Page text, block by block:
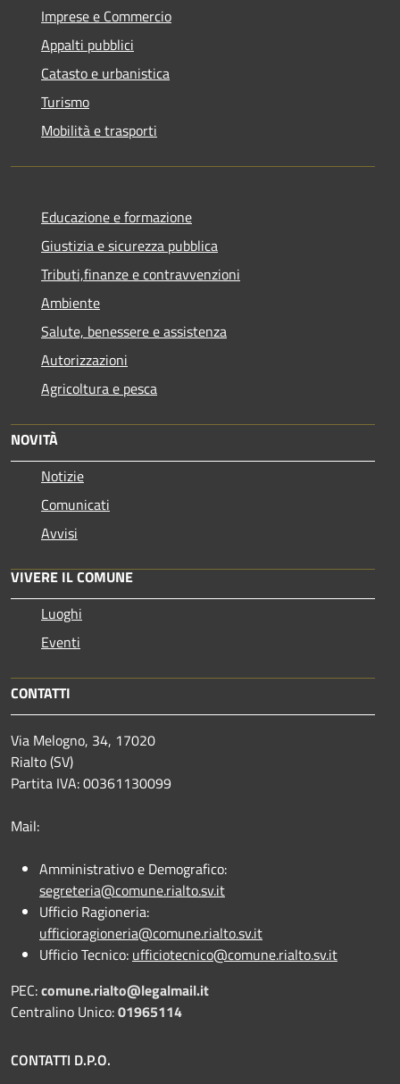
Imprese e Commercio
Appalti pubblici
Catasto e urbanistica
Turismo
Mobilità e trasporti
Educazione e formazione
Giustizia e sicurezza pubblica
Tributi,finanze e contravvenzioni
Ambiente
Salute, benessere e assistenza
Autorizzazioni
Agricoltura e pesca
NOVITÀ
Notizie
Comunicati
Avvisi
VIVERE IL COMUNE
Luoghi
Eventi
CONTATTI
Via Melogno, 34, 17020
Rialto (SV)
Partita IVA: 00361130099
Mail:
Amministrativo e Demografico:
segreteria@comune.rialto.sv.it
Ufficio Ragioneria:
ufficioragioneria@comune.rialto.sv.it
Ufficio Tecnico: ufficiotecnico@comune.rialto.sv.it
PEC:comune.rialto@legalmail.it
Centralino Unico:01965114
CONTATTI D.P.O.